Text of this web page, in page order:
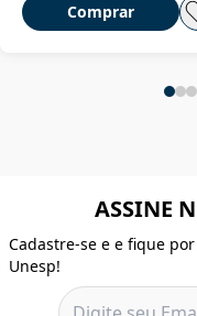
Comprar
ASSINE
Cadastre-se e e fique
Unesp!